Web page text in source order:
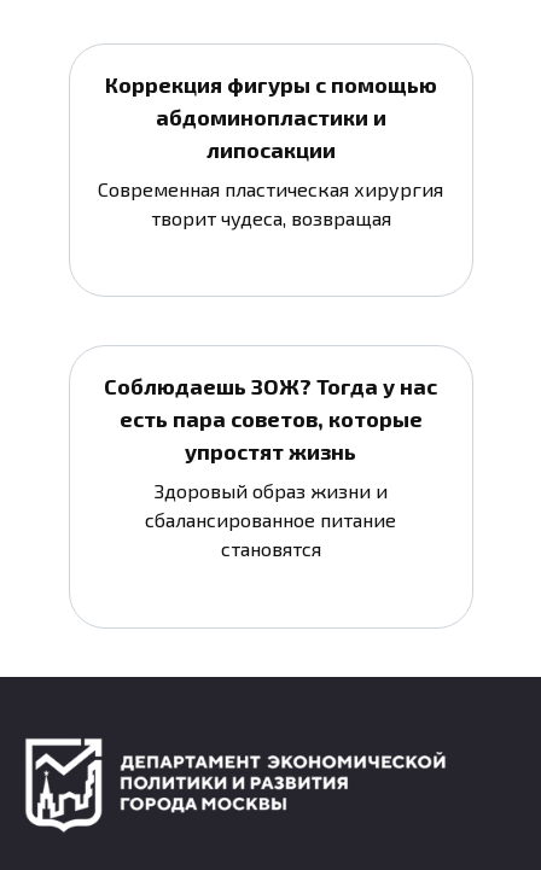
Коррекция фигуры с помощью
абдоминопластики и
липосакции
Современная пластическая хирургия
творит чудеса, возвращая
Соблюдаешь ЗОЖ? Тогда у нас
есть пара советов, которые
упростят жизнь
Здоровый образ жизни и
сбалансированное питание
становятся